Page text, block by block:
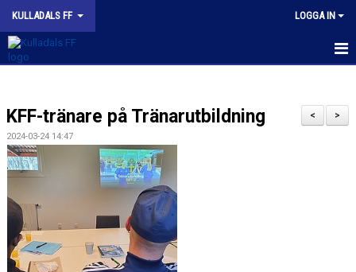
KULLADALS FF LOGGA IN
OM KLUBBEN
NYHETER
INFORMATION MED POLICY
DOKUMENT
>
<
KFF-tränare på Tränarutbildning
2024-03-24 14:47